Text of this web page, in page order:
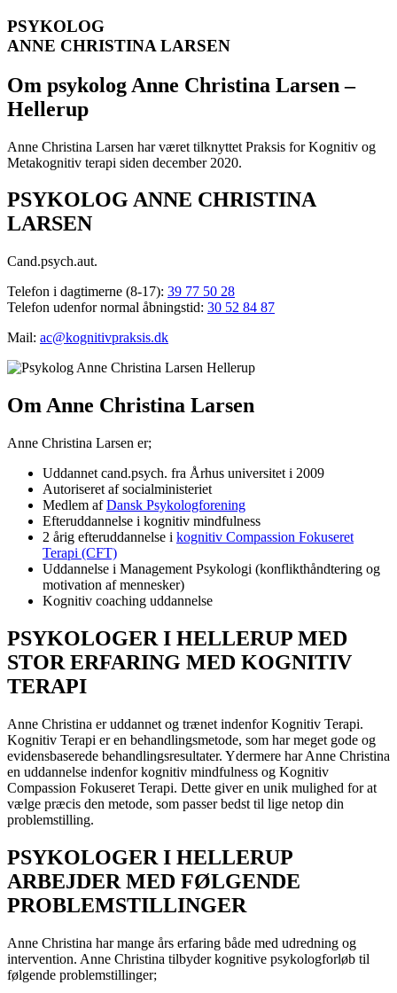
PSYKOLOG
ANNE CHRISTINA LARSEN
Om psykolog Anne Christina Larsen –
Hellerup
Anne Christina Larsen har været tilknyttet Praksis for Kognitiv og
Metakognitiv terapi siden december 2020.
PSYKOLOG ANNE CHRISTINA
LARSEN
Cand.psych.aut.
Telefon i dagtimerne (8-17): 39 77 50 28
Telefon udenfor normal åbningstid: 30 52 84 87
Mail: ac@kognitivpraksis.dk
Om Anne Christina Larsen
Anne Christina Larsen er;
Uddannet cand.psych. fra Århus universitet i 2009
Autoriseret af socialministeriet
Medlem afDansk Psykologforening
Efteruddannelse i kognitiv mindfulness
2 årig efteruddannelse i kognitiv Compassion Fokuseret
Terapi (CFT)
Uddannelse i Management Psykologi (konflikthåndtering og
motivation af mennesker)
Kognitiv coaching uddannelse
PSYKOLOGER I HELLERUP MED
STOR ERFARING MED KOGNITIV
TERAPI
Anne Christina er uddannet og trænet indenfor Kognitiv Terapi.
Kognitiv Terapi er en behandlingsmetode, som har meget gode og
evidensbaserede behandlingsresultater. Ydermere har Anne Christina
en uddannelse indenfor kognitiv mindfulness og Kognitiv
Compassion Fokuseret Terapi. Dette giver en unik mulighed for at
vælge præcis den metode, som passer bedst til lige netop din
problemstilling.
PSYKOLOGER I HELLERUP
ARBEJDER MED FØLGENDE
PROBLEMSTILLINGER
Anne Christina har mange års erfaring både med udredning og
intervention. Anne Christina tilbyder kognitive psykologforløb til
følgende problemstillinger;